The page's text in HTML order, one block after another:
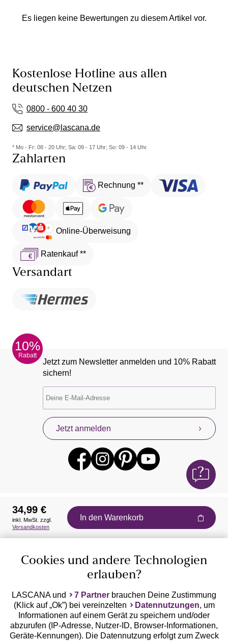
Es liegen keine Bewertungen zu diesem Artikel vor.
Kostenlose Hotline aus allen
deutschen Netzen
0800 - 600 40 30
service@lascana.de
* Mo - Fr: 08 - 20 Uhr; Sa: 09 - 17 Uhr; So: 09 - 14 Uhr.
Zahlarten
Rechnung **
Online-Überweisung
Ratenkauf **
Versandart
10%
Rabatt
Jetzt zum Newsletter anmelden und 10% Rabatt
sichern!
Jetzt anmelden
Auszeichnungen
Geprüfte Sicherheit
34,99 €
inkl. MwSt. zzgl.
Versandkosten
In den Warenkorb
Cookies und andere Technologien
erlauben?
LASCANA und 7 Partner brauchen Deine Zustimmung
(Klick auf „Ok”) bei vereinzelten
Datennutzungen, um
Informationen auf einem Gerät zu speichern und/oder
abzurufen (IP-Adresse, Nutzer-ID, Browser-Informationen,
Geräte-Kennungen). Die Datennutzung erfolgt zum Zweck